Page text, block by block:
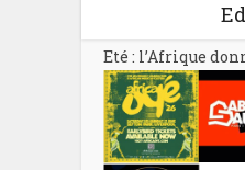
Eté : l’Afrique